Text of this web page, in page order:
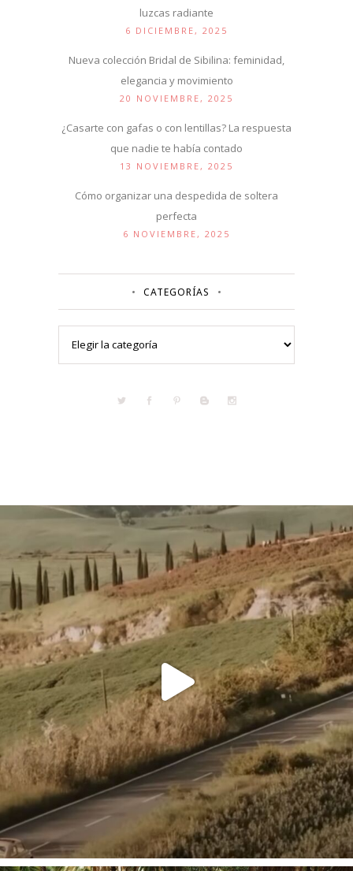
luzcas radiante
6 DICIEMBRE, 2025
Nueva colección Bridal de Sibilina: feminidad,
elegancia y movimiento
20 NOVIEMBRE, 2025
¿Casarte con gafas o con lentillas? La respuesta
que nadie te había contado
13 NOVIEMBRE, 2025
Cómo organizar una despedida de soltera
perfecta
6 NOVIEMBRE, 2025
CATEGORÍAS